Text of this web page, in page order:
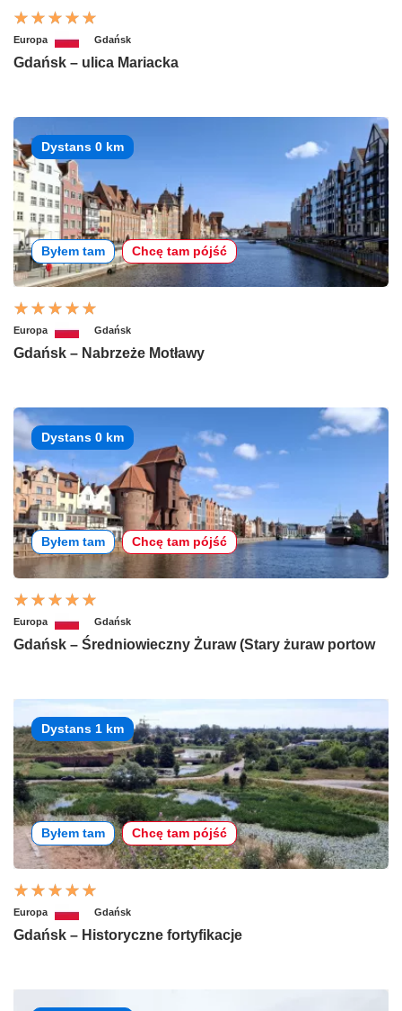
Europa Gdańsk
Gdańsk – ulica Mariacka
Dystans 0 km
Byłem tam Chcę tam pójść
Europa Gdańsk
Gdańsk – Nabrzeże Motławy
Dystans 0 km
Byłem tam Chcę tam pójść
Europa Gdańsk
Gdańsk – Średniowieczny Żuraw (Stary żuraw portow
Dystans 1 km
Byłem tam Chcę tam pójść
Europa Gdańsk
Gdańsk – Historyczne fortyfikacje